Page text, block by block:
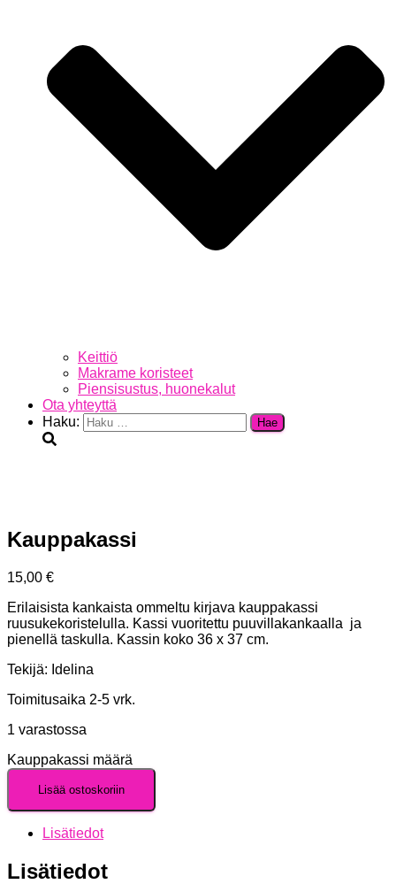
Keittiö
Makrame koristeet
Piensisustus, huonekalut
Ota yhteyttä
Haku:
Kauppakassi
15,00 €
Erilaisista kankaista ommeltu kirjava kauppakassi
ruusukekoristelulla. Kassi vuoritettu puuvillakankaalla ja
pienellä taskulla. Kassin koko 36 x 37 cm.
Tekijä: Idelina
Toimitusaika 2-5 vrk.
1 varastossa
Kauppakassi määrä
Lisää ostoskoriin
Lisätiedot
Lisätiedot